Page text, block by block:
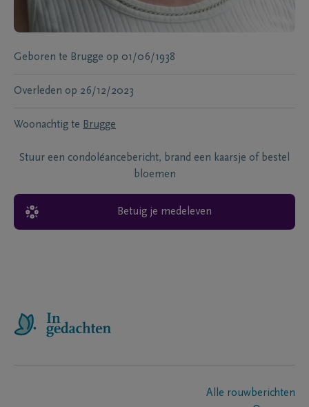
Geboren te Brugge op 01/06/1938
Overleden op 26/12/2023
Woonachtig te Brugge
Stuur een condoléancebericht, brand een kaarsje of bestel
bloemen
Betuig je medeleven
Alle rouwberichten